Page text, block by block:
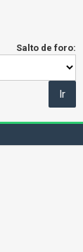
Salto de foro: